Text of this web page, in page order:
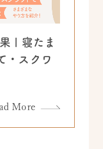
| 寝たま
・スクワ
More